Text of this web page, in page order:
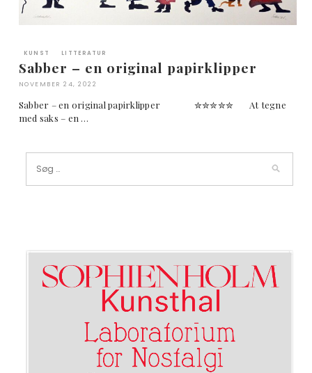
KUNST LITTERATUR
Sabber – en original papirklipper
NOVEMBER 24, 2022
Sabber – en original papirklipper ✮✮✮✮✮ At tegne
med saks – en …